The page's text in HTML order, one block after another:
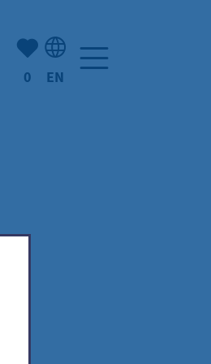
Number of bookmarked
0 EN